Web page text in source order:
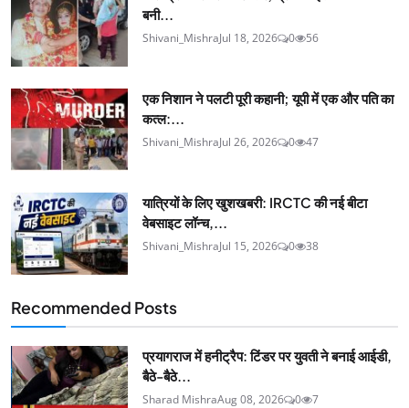
बनी...
Shivani_MishraJul 18, 2026 0 56
एक निशान ने पलटी पूरी कहानी; यूपी में एक और पति का
कत्ल:...
Shivani_MishraJul 26, 2026 0 47
यात्रियों के लिए खुशखबरी: IRCTC की नई बीटा
वेबसाइट लॉन्च,...
Shivani_MishraJul 15, 2026 0 38
Recommended Posts
प्रयागराज में हनीट्रैप: टिंडर पर युवती ने बनाई आईडी,
बैठे-बैठे...
Sharad MishraAug 08, 2026 0 7